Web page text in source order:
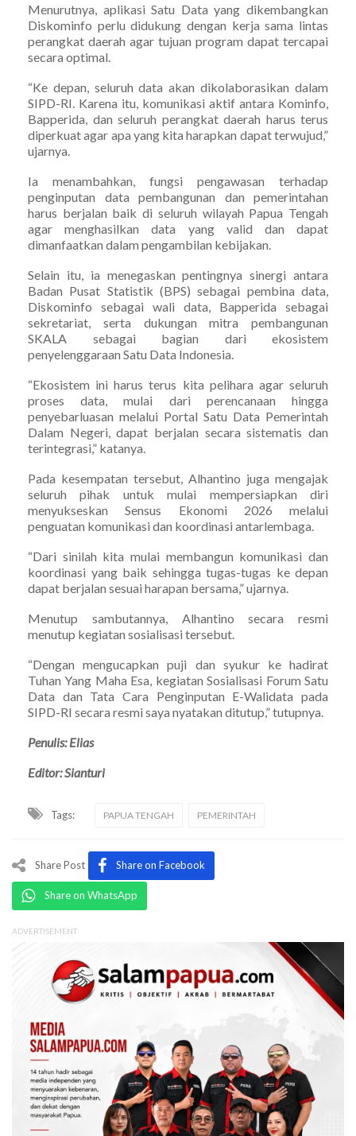
Menurutnya, aplikasi Satu Data yang dikembangkan
Diskominfo perlu didukung dengan kerja sama lintas
perangkat daerah agar tujuan program dapat tercapai
secara optimal.
“Ke depan, seluruh data akan dikolaborasikan dalam
SIPD-RI. Karena itu, komunikasi aktif antara Kominfo,
Bapperida, dan seluruh perangkat daerah harus terus
diperkuat agar apa yang kita harapkan dapat terwujud,”
ujarnya.
Ia menambahkan, fungsi pengawasan terhadap
penginputan data pembangunan dan pemerintahan
harus berjalan baik di seluruh wilayah Papua Tengah
agar menghasilkan data yang valid dan dapat
dimanfaatkan dalam pengambilan kebijakan.
Selain itu, ia menegaskan pentingnya sinergi antara
Badan Pusat Statistik (BPS) sebagai pembina data,
Diskominfo sebagai wali data, Bapperida sebagai
sekretariat, serta dukungan mitra pembangunan
SKALA sebagai bagian dari ekosistem
penyelenggaraan Satu Data Indonesia.
“Ekosistem ini harus terus kita pelihara agar seluruh
proses data, mulai dari perencanaan hingga
penyebarluasan melalui Portal Satu Data Pemerintah
Dalam Negeri, dapat berjalan secara sistematis dan
terintegrasi,” katanya.
Pada kesempatan tersebut, Alhantino juga mengajak
seluruh pihak untuk mulai mempersiapkan diri
menyukseskan Sensus Ekonomi 2026 melalui
penguatan komunikasi dan koordinasi antarlembaga.
“Dari sinilah kita mulai membangun komunikasi dan
koordinasi yang baik sehingga tugas-tugas ke depan
dapat berjalan sesuai harapan bersama,” ujarnya.
Menutup sambutannya, Alhantino secara resmi
menutup kegiatan sosialisasi tersebut.
“Dengan mengucapkan puji dan syukur ke hadirat
Tuhan Yang Maha Esa, kegiatan Sosialisasi Forum Satu
Data dan Tata Cara Penginputan E-Walidata pada
SIPD-RI secara resmi saya nyatakan ditutup,” tutupnya.
Penulis: Elias
Editor: Sianturi
Tags: PAPUA TENGAH PEMERINTAH
Share Post Share on Facebook
Share on WhatsApp
ADVERTISEMENT